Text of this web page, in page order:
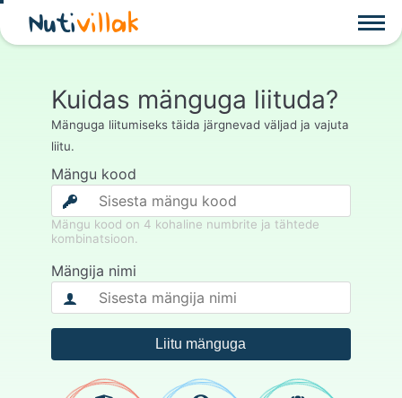
Nutivillak
Kuidas mänguga liituda?
Mänguga liitumiseks täida järgnevad väljad ja vajuta
liitu.
Mängu kood
Mängu kood on 4 kohaline numbrite ja tähtede
kombinatsioon.
Mängija nimi